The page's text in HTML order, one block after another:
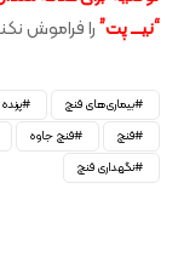
“نیـــ پت”را فراموش
بیماری‌های فنچ
فنچ
فنچ جاوه
نگهداری فنچ